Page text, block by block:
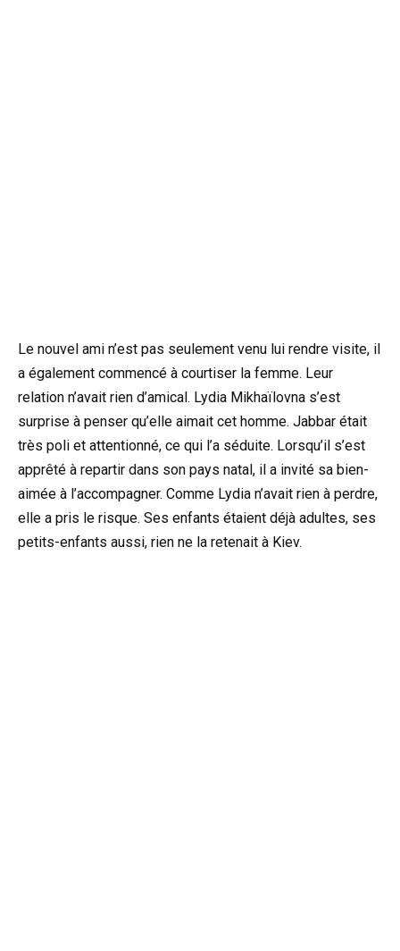
Le nouvel ami n’est pas seulement venu lui rendre visite, il
a également commencé à courtiser la femme. Leur
relation n’avait rien d’amical. Lydia Mikhaïlovna s’est
surprise à penser qu’elle aimait cet homme. Jabbar était
très poli et attentionné, ce qui l’a séduite. Lorsqu’il s’est
apprêté à repartir dans son pays natal, il a invité sa bien-
aimée à l’accompagner. Comme Lydia n’avait rien à perdre,
elle a pris le risque. Ses enfants étaient déjà adultes, ses
petits-enfants aussi, rien ne la retenait à Kiev.